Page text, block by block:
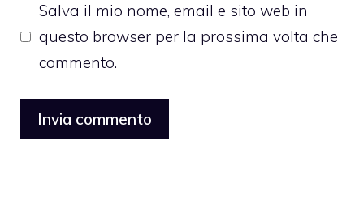
Salva il mio nome, email e sito web in
questo browser per la prossima volta che
commento.